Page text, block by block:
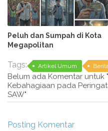
Peluh dan Sumpah di Kota
Megapolitan
Tags: Artikel Umum
Belum ada Komentar untuk
Kebahagiaan pada
SAW"
Posting Komentar